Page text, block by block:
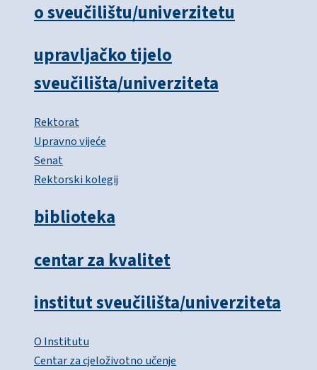
o sveučilištu/univerzitetu
upravljačko tijelo
sveučilišta/univerziteta
Rektorat
Upravno vijeće
Senat
Rektorski kolegij
biblioteka
centar za kvalitet
institut sveučilišta/univerziteta
O Institutu
Centar za cjeloživotno učenje